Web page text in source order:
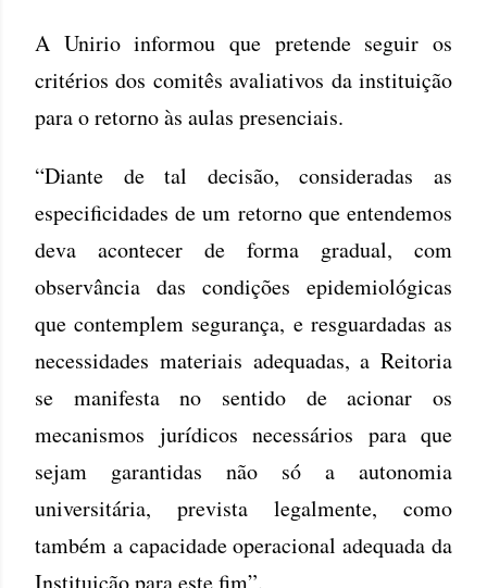
A Unirio informou que pretende seguir os
critérios dos comitês avaliativos da instituição
para o retorno às aulas presenciais.
“Diante de tal decisão, consideradas as
especificidades de um retorno que entendemos
deva acontecer de forma gradual, com
observância das condições epidemiológicas
que contemplem segurança, e resguardadas as
necessidades materiais adequadas, a Reitoria
se manifesta no sentido de acionar os
mecanismos jurídicos necessários para que
sejam garantidas não só a autonomia
universitária, prevista legalmente, como
também a capacidade operacional adequada da
Instituição para este fim”.